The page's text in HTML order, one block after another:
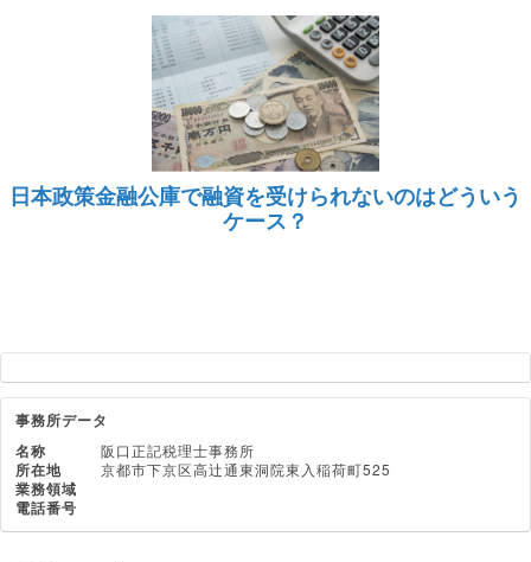
日本政策金融公庫で融資を受けられないのはどういう
ケース？
事務所データ
名称
阪口正記税理士事務所
所在地 京都市下京区高辻通東洞院東入稲荷町525
業務領域
電話番号